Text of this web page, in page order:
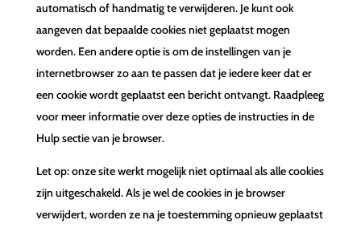
automatisch of handmatig te verwijderen. Je kunt ook
aangeven dat bepaalde cookies niet geplaatst mogen
worden. Een andere optie is om de instellingen van je
internetbrowser zo aan te passen dat je iedere keer dat er
een cookie wordt geplaatst een bericht ontvangt. Raadpleeg
voor meer informatie over deze opties de instructies in de
Hulp sectie van je browser.
Let op: onze site werkt mogelijk niet optimaal als alle cookies
zijn uitgeschakeld. Als je wel de cookies in je browser
verwijdert, worden ze na je toestemming opnieuw geplaatst